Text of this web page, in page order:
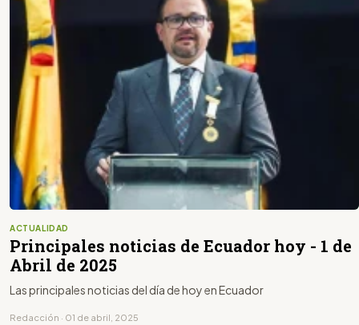
ACTUALIDAD
Principales noticias de Ecuador hoy - 1 de
Abril de 2025
Las principales noticias del día de hoy en Ecuador
Redacción · 01 de abril, 2025